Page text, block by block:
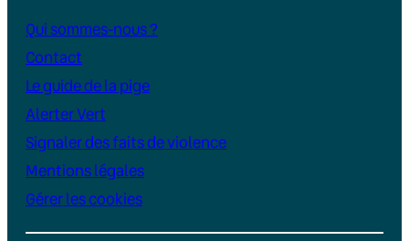
Qui sommes-nous ?
Contact
Le guide de la pige
Alerter Vert
Signaler des faits de violence
Mentions légales
Gérer les cookies